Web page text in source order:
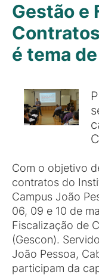
Gestão e
é tema
Com o objetivo
contratos do
Campus João
06, 09 e 10 de
Fiscalização de
(Gescon).
João Pessoa,
participam da